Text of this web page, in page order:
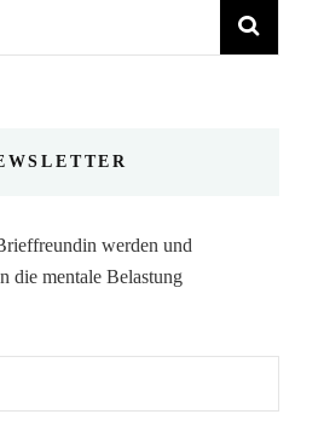
werden und
die mentale Belastung